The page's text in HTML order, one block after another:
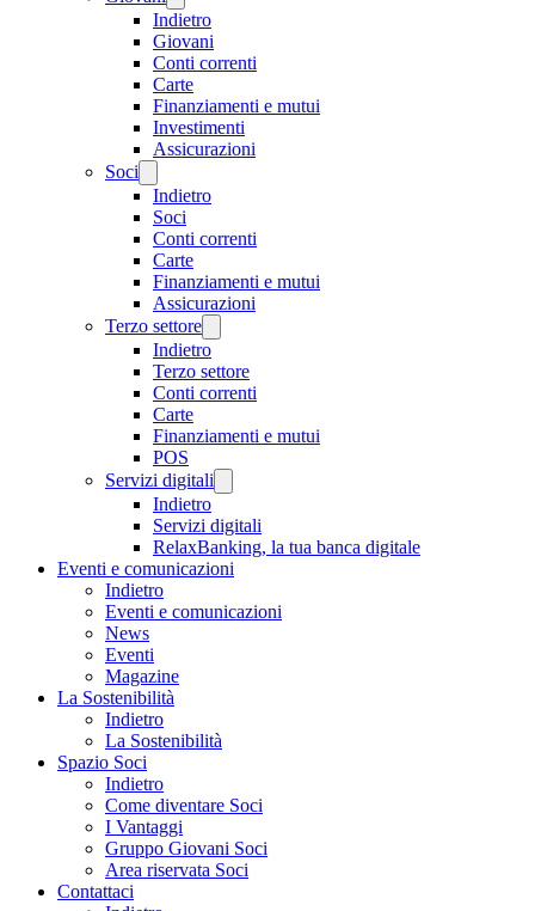
Indietro
Giovani
Conti correnti
Carte
Finanziamenti e mutui
Investimenti
Assicurazioni
Soci
Indietro
Soci
Conti correnti
Carte
Finanziamenti e mutui
Assicurazioni
Terzo settore
Indietro
Terzo settore
Conti correnti
Carte
Finanziamenti e mutui
POS
Servizi digitali
Indietro
Servizi digitali
RelaxBanking, la tua banca digitale
Eventi e comunicazioni
Indietro
Eventi e comunicazioni
News
Eventi
Magazine
La Sostenibilità
Indietro
La Sostenibilità
Spazio Soci
Indietro
Come diventare Soci
I Vantaggi
Gruppo Giovani Soci
Area riservata Soci
Contattaci